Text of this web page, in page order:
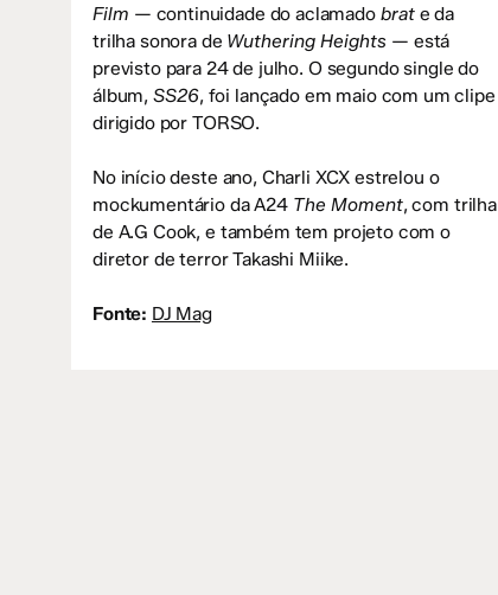
Film — continuidade do aclamado brate da
trilha sonora de Wuthering Heights — está
previsto para 24 de julho. O segundo single do
álbum, SS26, foi lançado em maio com um clipe
dirigido por TORSO.
No início deste ano, Charli XCX estrelou o
mockumentário da A24 The Moment, com trilha
de A.G Cook, e também tem projeto com o
diretor de terror Takashi Miike.
Fonte: DJ Mag